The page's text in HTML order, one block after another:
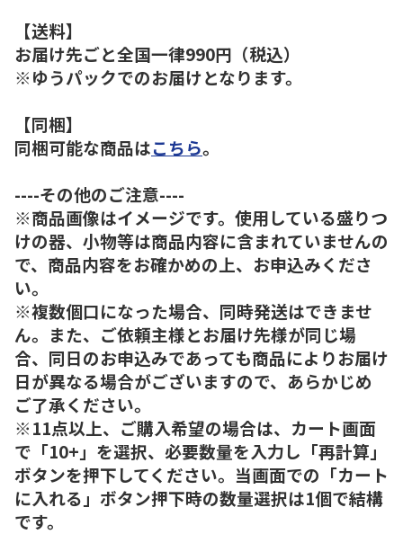
【送料】
お届け先ごと全国一律990円（税込）
※ゆうパックでのお届けとなります。
【同梱】
同梱可能な商品はこちら。
----その他のご注意----
※商品画像はイメージです。使用している盛りつ
けの器、小物等は商品内容に含まれていませんの
で、商品内容をお確かめの上、お申込みくださ
い。
※複数個口になった場合、同時発送はできませ
ん。また、ご依頼主様とお届け先様が同じ場
合、同日のお申込みであっても商品によりお届け
日が異なる場合がございますので、あらかじめ
ご了承ください。
※11点以上、ご購入希望の場合は、カート画面
で「10+」を選択、必要数量を入力し「再計算」
ボタンを押下してください。当画面での「カート
に入れる」ボタン押下時の数量選択は1個で結構
です。